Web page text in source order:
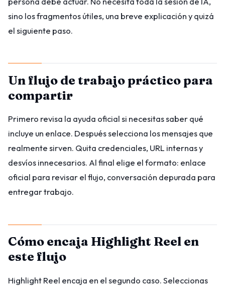
sino los fragmentos útiles, una breve explicación y quizá
el siguiente paso.
Un flujo de trabajo práctico para
compartir
Primero revisa la ayuda oficial si necesitas saber qué
incluye un enlace. Después selecciona los mensajes que
realmente sirven. Quita credenciales, URL internas y
desvíos innecesarios. Al final elige el formato: enlace
oficial para revisar el flujo, conversación depurada para
entregar trabajo.
Cómo encaja Highlight Reel en
este flujo
Highlight Reel encaja en el segundo caso. Seleccionas